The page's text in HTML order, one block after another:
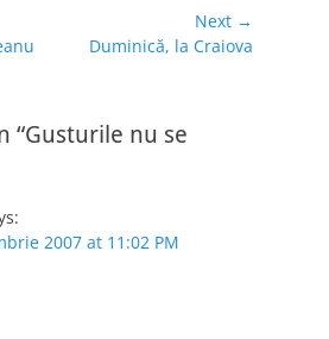
Next →
NextDuminică, la Craiova
“Gusturile nu se
2007 at 11:02 PM